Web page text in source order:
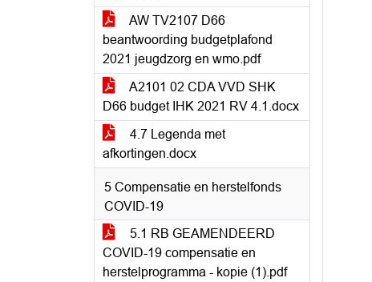
AW TV2107 D66
beantwoording budgetplafond
2021 jeugdzorg en wmo.pdf
A2101 02 CDA VVD SHK
D66 budget IHK 2021 RV 4.1.docx
4.7 Legenda met
afkortingen.docx
5 Compensatie en herstelfonds
COVID-19
5.1 RB GEAMENDEERD
COVID-19 compensatie en
herstelprogramma - kopie (1).pdf